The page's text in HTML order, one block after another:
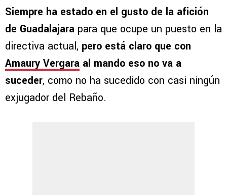
Siempre ha estado en el gusto de la afición
de Guadalajara para que ocupe un puesto en la
directiva actual, pero está claro que con
Amaury Vergara al mando eso no va a
suceder, como no ha sucedido con casi ningún
exjugador del Rebaño.